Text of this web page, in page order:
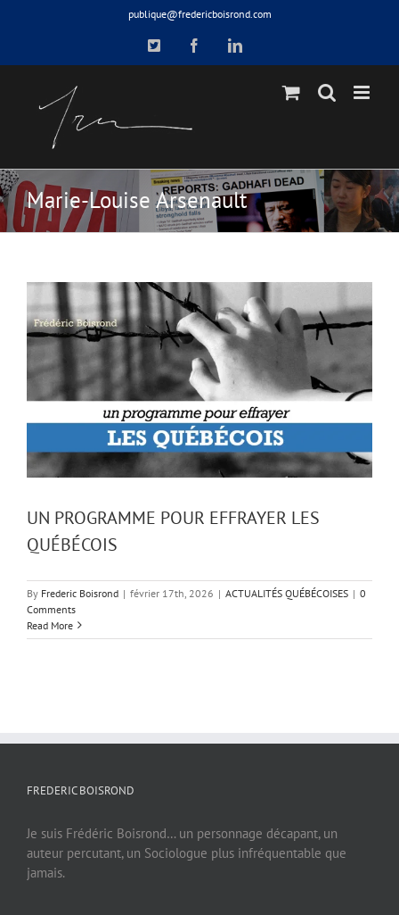
publique@fredericboisrond.com
X FacebookLinkedIn
Marie-Louise Arsenault
UN PROGRAMME POUR EFFRAYER LES
QUÉBÉCOIS
By Frederic Boisrond | février 17th, 2026 | ACTUALITÉS QUÉBÉCOISES | 0
Comments
Read More
FREDERIC BOISROND
Je suis Frédéric Boisrond… un personnage décapant, un
auteur percutant, un Sociologue plus infréquentable que
jamais.